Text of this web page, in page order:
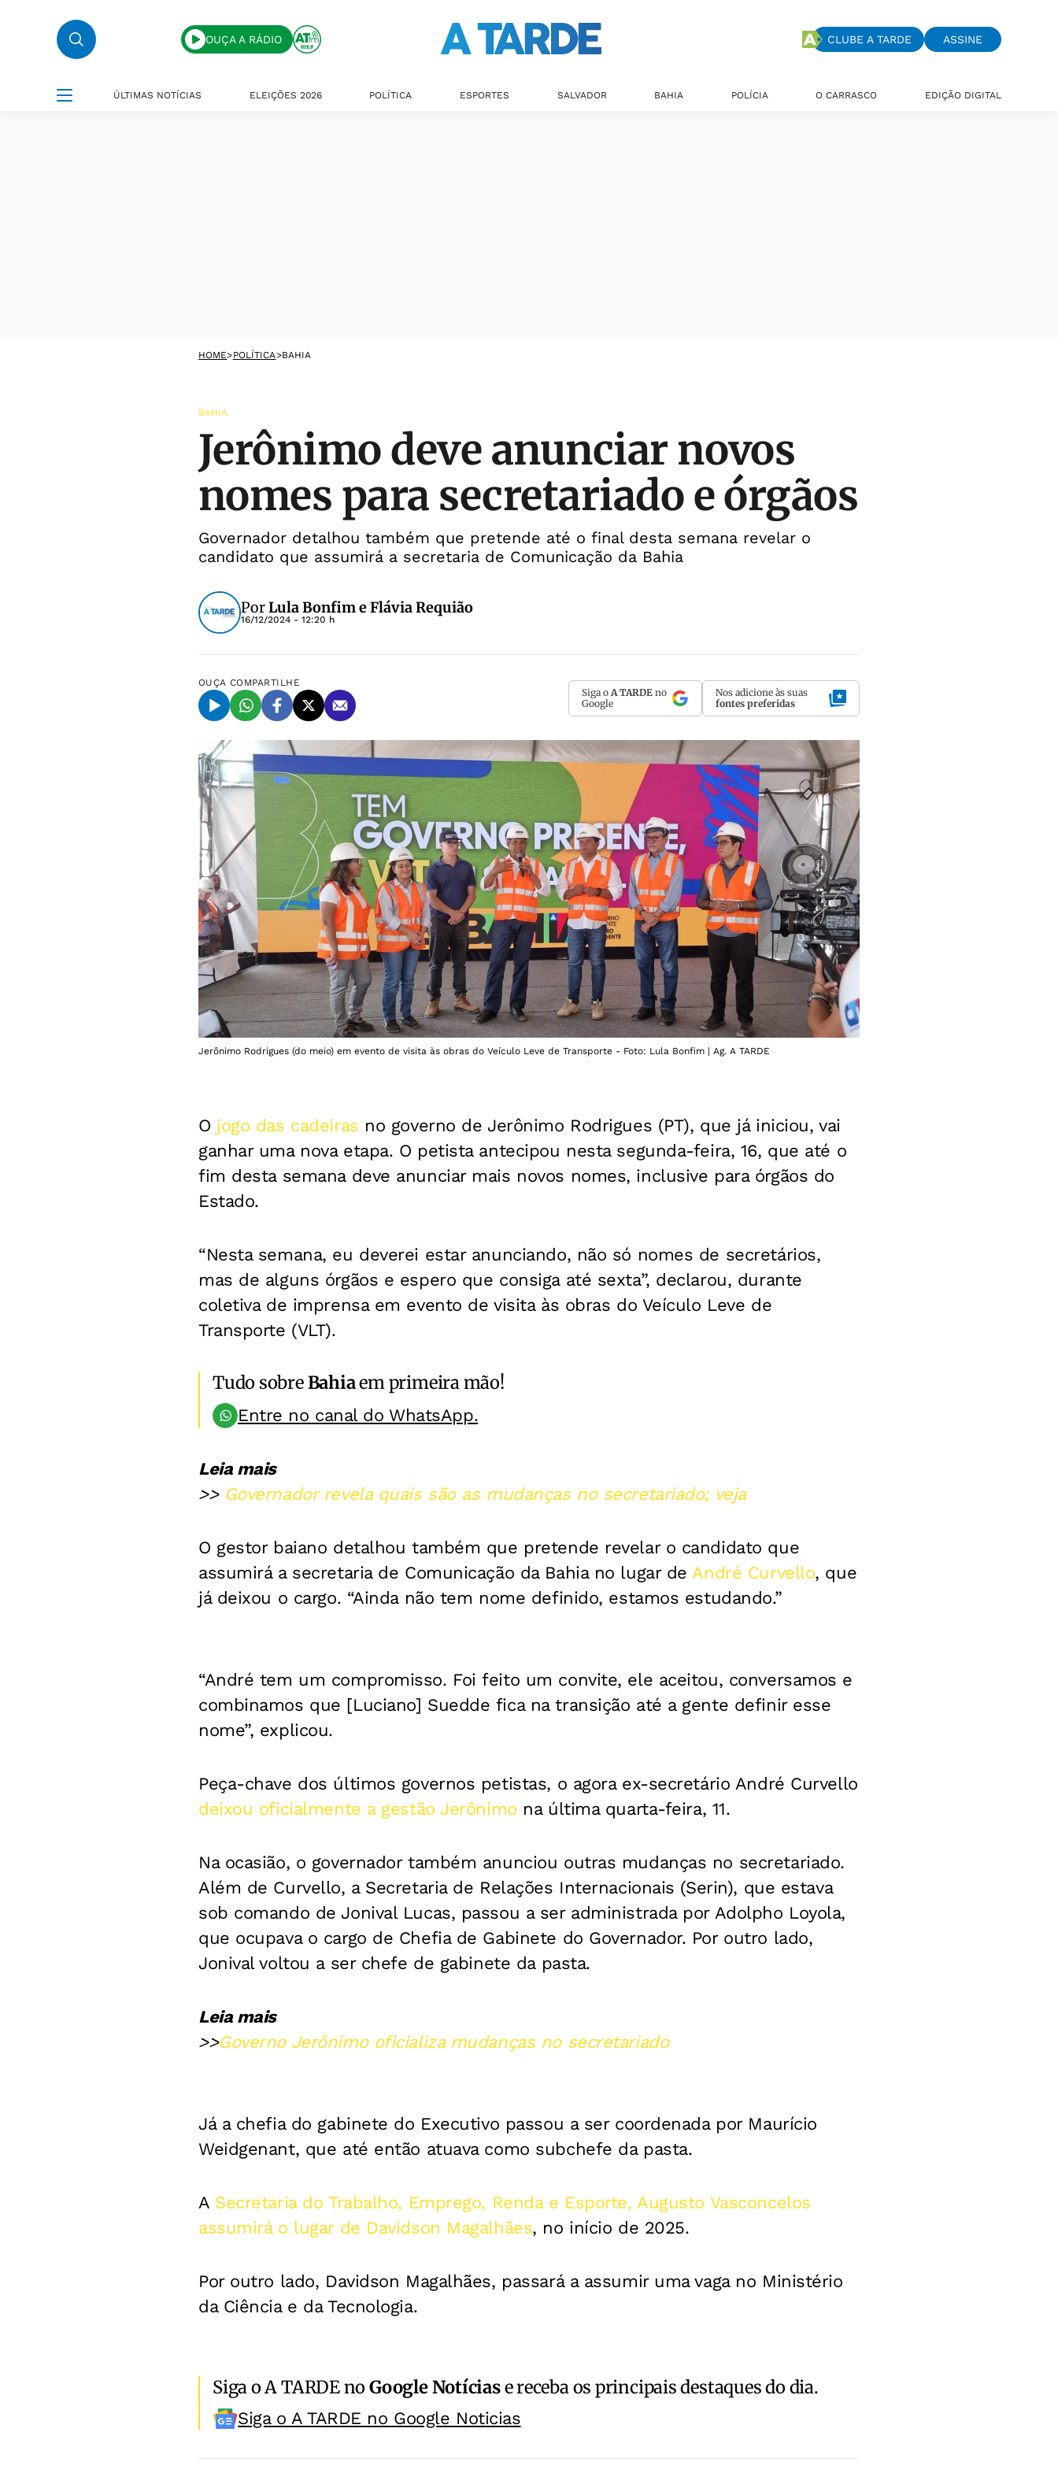
OUÇA A RÁDIO CLUBE A TARDE ASSINE
ÚLTIMAS NOTÍCIAS ELEIÇÕES 2026 POLÍTICA ESPORTES SALVADOR BAHIA POLÍCIA O CARRASCO EDIÇÃO DIGITAL
HOME>POLÍTICA>BAHIA
BAHIA
Jerônimo deve anunciar novos
nomes para secretariado e órgãos
Governador detalhou também que pretende até o final desta semana revelar o
candidato que assumirá a secretaria de Comunicação da Bahia
PorLula Bonfim e Flávia Requião
16/12/2024 - 12:20 h
OUÇA COMPARTILHE
Siga o A TARDE no
Google
Nos adicione às suas
fontes preferidas
Jerônimo Rodrigues (do meio) em evento de visita às obras do Veículo Leve de Transporte - Foto: Lula Bonfim | Ag. A TARDE
O jogo das cadeiras no governo de Jerônimo Rodrigues (PT), que já iniciou, vai
ganhar uma nova etapa. O petista antecipou nesta segunda-feira, 16, que até o
fim desta semana deve anunciar mais novos nomes, inclusive para órgãos do
Estado.
“Nesta semana, eu deverei estar anunciando, não só nomes de secretários,
mas de alguns órgãos e espero que consiga até sexta”, declarou, durante
coletiva de imprensa em evento de visita às obras do Veículo Leve de
Transporte (VLT).
Tudo sobreBahiaem primeira mão!
Entre no canal do WhatsApp.
Leia mais
>>Governador revela quais são as mudanças no secretariado; veja
O gestor baiano detalhou também que pretende revelar o candidato que
assumirá a secretaria de Comunicação da Bahia no lugar deAndré Curvello, que
já deixou o cargo. “Ainda não tem nome definido, estamos estudando.”
“André tem um compromisso. Foi feito um convite, ele aceitou, conversamos e
combinamos que [Luciano] Suedde fica na transição até a gente definir esse
nome”, explicou.
Peça-chave dos últimos governos petistas, o agora ex-secretário André Curvello
deixou oficialmente a gestão Jerônimo na última quarta-feira, 11.
Na ocasião, o governador também anunciou outras mudanças no secretariado.
Além de Curvello, a Secretaria de Relações Internacionais (Serin), que estava
sob comando de Jonival Lucas, passou a ser administrada por Adolpho Loyola,
que ocupava o cargo de Chefia de Gabinete do Governador. Por outro lado,
Jonival voltou a ser chefe de gabinete da pasta.
Leia mais
>>Governo Jerônimo oficializa mudanças no secretariado
Já a chefia do gabinete do Executivo passou a ser coordenada por Maurício
Weidgenant, que até então atuava como subchefe da pasta.
A Secretaria do Trabalho, Emprego, Renda e Esporte, Augusto Vasconcelos
assumirá o lugar de Davidson Magalhães, no início de 2025.
Por outro lado, Davidson Magalhães, passará a assumir uma vaga no Ministério
da Ciência e da Tecnologia.
Siga o A TARDE noGoogle Notíciase receba os principais destaques do dia.
Siga o A TARDE no Google Noticias